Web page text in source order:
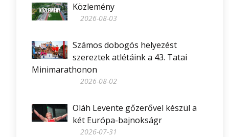
Közlemény
2026-08-03
Számos dobogós helyezést
szereztek atlétáink a 43. Tatai
Minimarathonon
2026-08-02
Oláh Levente gőzerővel készül a
két Európa-bajnokságr
2026-07-31